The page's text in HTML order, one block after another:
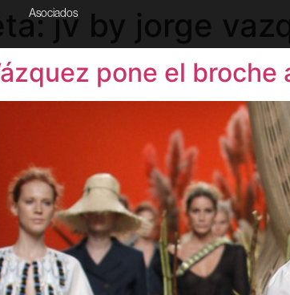
Asociadosjv by jorge
pone el broche